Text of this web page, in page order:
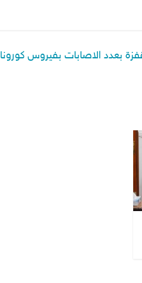
بعدد الاصابات بفيروس كورونا